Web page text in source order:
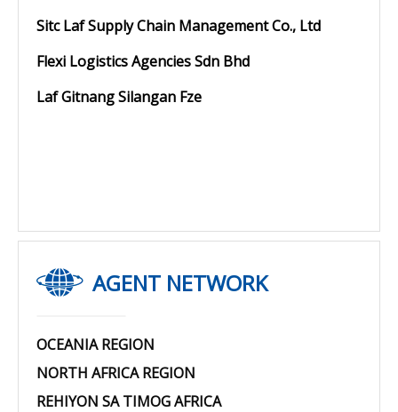
Sitc Laf Supply Chain Management Co., Ltd
Flexi Logistics Agencies Sdn Bhd
Laf Gitnang Silangan Fze
AGENT NETWORK
OCEANIA REGION
NORTH AFRICA REGION
REHIYON SA TIMOG AFRICA